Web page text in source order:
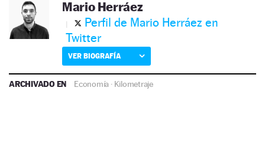
Mario Herráez
Perfil de Mario Herráez en
Twitter
VER BIOGRAFÍA
ARCHIVADO EN Economía · Kilometraje